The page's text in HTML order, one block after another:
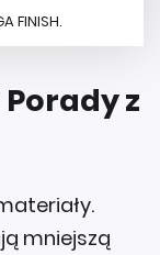
FINISH.
z
mniejszą